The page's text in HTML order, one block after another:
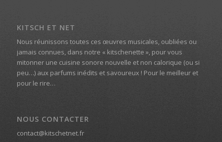
KITSCH ET NET
Nous réunissons toutes ces œuvres musicales, oubliées ou
jamais connues, dans notre « kitschenette », pour vous
mitonner une cuisine sonore nouvelle et non calorique (ou si
peu…) aux parfums inédits et savoureux ! Pour le meilleur et
pour le rire…
NOUS CONTACTER
contact@kitschetnet.fr